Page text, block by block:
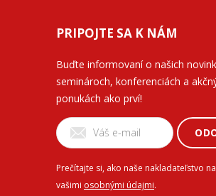
PRIPOJTE SA K NÁM
Buďte informovaní o našich
seminároch, konferenciách a
ponukách ako prví!
Prečítajte si, ako naše nakladateľstvo
vašimi osobnými údajmi.